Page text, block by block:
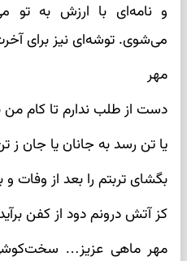
و نامه‌ای با ارزش به تو
می‌شوی. توشه‌ای نیز برای
مهر
دست از طلب ندارم تا کام من
یا تن رسد به جانان یا جان ز
بگشای تربتم را بعد از وفات و
کز آتش درونم دود از کفن
مهر ماهی عزیز…